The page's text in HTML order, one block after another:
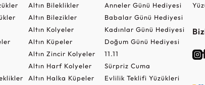
Altın Bileklikler
Altın Bilezikler
Altın Kolyeler
Altın Küpeler
Altın Zincir Kolyeler
Altın Harf Kolyeler
Altın Halka Küpeler
Anneler Günü Hediyesi
Babalar Günü Hediyesi
Kadınlar Günü Hediyesi
Doğum Günü Hediyesi
11.11
Sürpriz Cuma
Evlilik Teklifi Yüzükleri